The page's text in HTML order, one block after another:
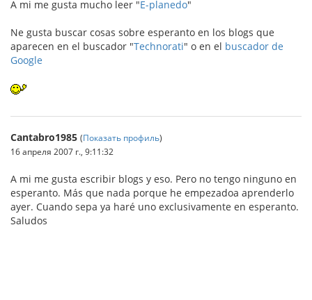
A mi me gusta mucho leer "E-planedo"
Ne gusta buscar cosas sobre esperanto en los blogs que
aparecen en el buscador "Technorati" o en el buscador de
Google
Cantabro1985 (Показать профиль)
16 апреля 2007 г., 9:11:32
A mi me gusta escribir blogs y eso. Pero no tengo ninguno en
esperanto. Más que nada porque he empezadoa aprenderlo
ayer. Cuando sepa ya haré uno exclusivamente en esperanto.
Saludos